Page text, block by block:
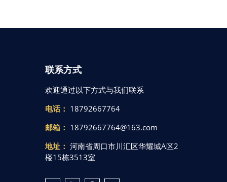
联系方式
欢迎通过以下方式与我们联系
电话： 18792667764
邮箱： 18792667764@163.com
地址： 河南省周口市川汇区华耀城A区2
楼15栋3513室